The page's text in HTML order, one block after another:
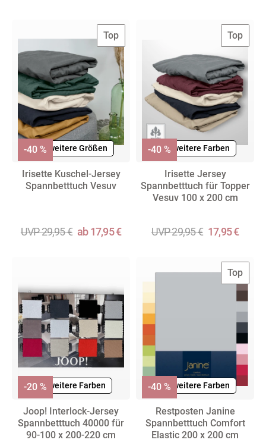
Top
+ weitere Farben
+ weitere Größen
Irisette Kuschel-Jersey
Spannbetttuch Vesuv
UVP 29,95 € ab 17,95 €
-40 %
Top
+ weitere Farben
Irisette Jersey
Spannbetttuch für Topper
Vesuv 100 x 200 cm
UVP 29,95 € 17,95 €
-40 %
+ weitere Farben
Joop! Interlock-Jersey
Spannbetttuch 40000 für
90-100 x 200-220 cm
-20 %
Top
+ weitere Farben
Restposten Janine
Spannbetttuch Comfort
Elastic 200 x 200 cm
-40 %